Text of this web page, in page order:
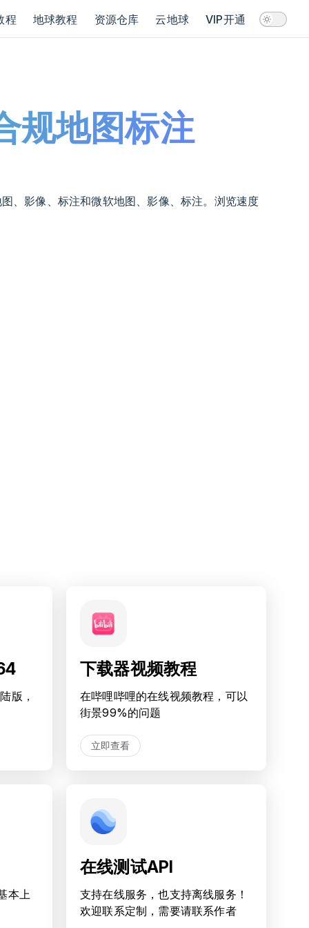
程 地球教程 资源仓库 云地球 VIP开通
规地图标注
、影像、标注和微软地图、影像、标注。浏览速度
版，
下载器视频教程
在哔哩哔哩的在线视频教程，可以
街景99%的问题
立即查看
本上
在线测试API
支持在线服务，也支持离线服务！
欢迎联系定制，需要请联系作者